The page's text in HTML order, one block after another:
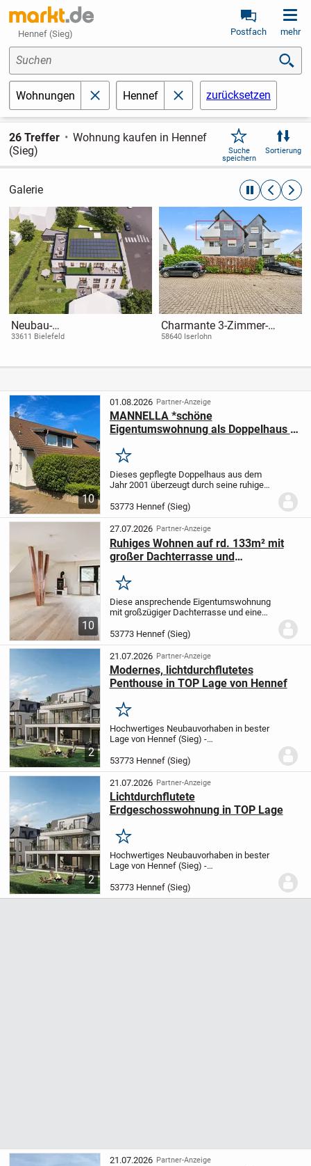
Hennef (Sieg) Postfach mehr
Suchen
Wohnungen schließenHennef schließenzurücksetzen
26 Treffer
Wohnung kaufen in Hennef
(Sieg)
Suche
speichern
Sortierung
Galerie automatische
Neubau-
Eigentumswohnungen in
Steuervorteil dank QNG-
33611 Bielefeld
Charmante 3-Zimmer-
Dachgeschosswohnung mit
Balkon
58640 Iserlohn
10
01.08.2026 Partner-Anzeige
MANNELLA *schöne
Eigentumswohnung als Doppelhaus in
Merken
Dieses gepflegte Doppelhaus aus dem
Jahr 2001 überzeugt durch seine ruhige
den Feldern in begehrter Wohnlage von
Stoßdorf. Auf einem ca. 268 m² großen
Grundstück...
53773 Hennef (Sieg)
10
27.07.2026 Partner-Anzeige
Ruhiges Wohnen auf rd. 133m² mit
großer Dachterrasse und
Merken
Diese ansprechende Eigentumswohnung
mit großzügiger Dachterrasse und einem
Dachgeschoss eines gepflegten Drei-
Parteien-Hauses.Die attraktive Lage der
Wohnung in...
53773 Hennef (Sieg)
2
21.07.2026 Partner-Anzeige
Modernes, lichtdurchflutetes
Penthouse in TOP Lage von Hennef
Merken
Hochwertiges Neubauvorhaben in bester
Lage von Hennef (Sieg) -
Kurhausstraße in Hennef entsteht ein
exklusives Neubauensemble, das zeitlose
Architektur, moderne Bauweise...
53773 Hennef (Sieg)
2
21.07.2026 Partner-Anzeige
Lichtdurchflutete
Erdgeschosswohnung in TOP Lage
Merken
Hochwertiges Neubauvorhaben in bester
Lage von Hennef (Sieg) -
Kurhausstraße in Hennef entsteht ein
exklusives Neubauensemble, das zeitlose
53773 Hennef (Sieg)
21.07.2026 Partner-Anzeige